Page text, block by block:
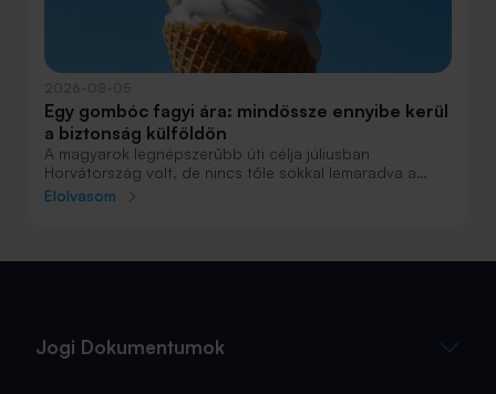
Egy gombóc fagyi ára: mindössze ennyibe kerül
a biztonság külföldön
A magyarok legnépszerűbb úti célja júliusban
Horvátország volt, de nincs tőle sokkal lemaradva a
júniust megnyerő Olaszország sem. A tengerparti
Elolvasom
Jogi Dokumentumok